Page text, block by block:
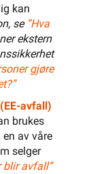
kan
se ”Hva
ekstern
gjøre
avfall)
brukes
av våre
selger
blir avfall”